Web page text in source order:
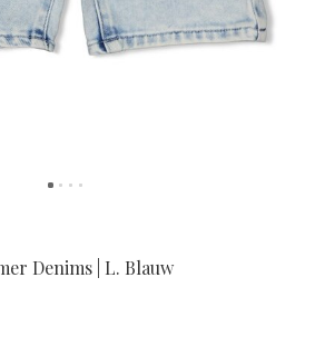
Denims | L. Blauw